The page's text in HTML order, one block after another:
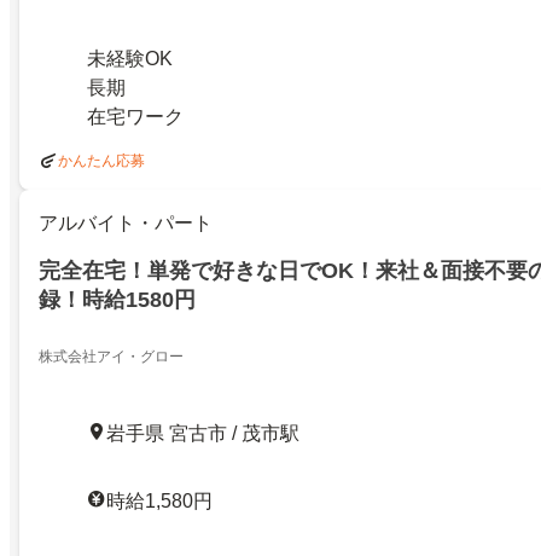
未経験OK
長期
在宅ワーク
かんたん応募
アルバイト・パート
完全在宅！単発で好きな日でOK！来社＆面接不要
録！時給1580円
株式会社アイ・グロー
岩手県 宮古市 / 茂市駅
時給1,580円